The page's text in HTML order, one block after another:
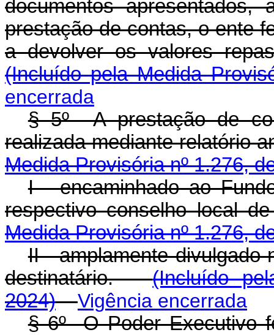
documentos
prestação de contas, o ente
a devolver os valores
(Incluído pela Medida
encerrada
§ 5º A prestação de
realizada mediante relatório
Medida Provisória nº 1.276,
I - encaminhado ao
respectivo conselho local
Medida Provisória nº 1.276,
II - amplamente divulgado
destinatário.
(Incluído
2024)
Vigência encerrada
§ 6º O Poder Executivo